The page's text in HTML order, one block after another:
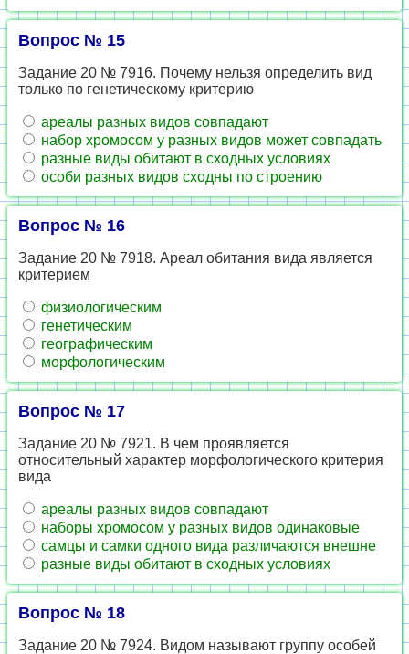
Вопрос № 15
Задание 20 № 7916. Почему нельзя определить вид
только по генетическому критерию
ареалы разных видов совпадают
набор хромосом у разных видов может совпадать
разные виды обитают в сходных условиях
особи разных видов сходны по строению
Вопрос № 16
Задание 20 № 7918. Ареал обитания вида является
критерием
физиологическим
генетическим
географическим
морфологическим
Вопрос № 17
Задание 20 № 7921. В чем проявляется
относительный характер морфологического критерия
вида
ареалы разных видов совпадают
наборы хромосом у разных видов одинаковые
самцы и самки одного вида различаются внешне
разные виды обитают в сходных условиях
Вопрос № 18
Задание 20 № 7924. Видом называют группу особей